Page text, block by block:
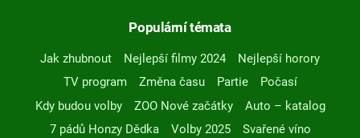
Populární témata
Jak zhubnout Nejlepší filmy 2024
Nejlepší horory
TV program
Změna času Partie
Počasí
Kdy budou volby
ZOO Nové začátky
Auto – katalog
7 pádů Honzy Dědka
Volby 2025
Svařené víno